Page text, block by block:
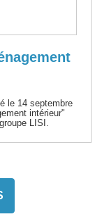
le 14 septembre
intérieur"
LISI.